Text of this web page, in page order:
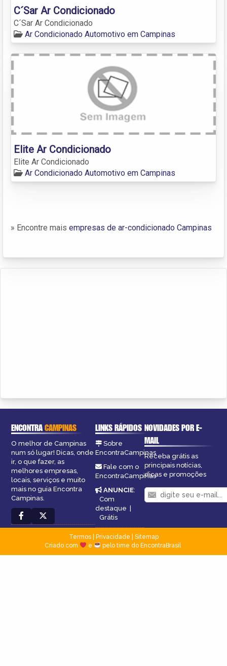
C´Sar Ar Condicionado
C´Sar Ar Condicionado
Ar Condicionado Automotivo em Campinas
Elite Ar Condicionado
Elite Ar Condicionado
Ar Condicionado Automotivo em Campinas
» Encontre mais empresas de ar-condicionado Campinas
ENCONTRACAMPINAS
O melhor de Campinas
num só lugar! Dicas, onde
ir, o que fazer, as
melhores empresas,
locais, serviços e muito
mais no guia Encontra
Campinas.
LINKS RÁPIDOS
Sobre
EncontraCampinas
Fale com o
EncontraCampinas
ANUNCIE:
Com
destaque |
Grátis
NOVIDADES POR E-
MAIL
Receba grátis as
principais notícias,
dicas e promoções
Termos| Privacidade
Sitemap
Criado com
e pelo time do EncontraBrasil